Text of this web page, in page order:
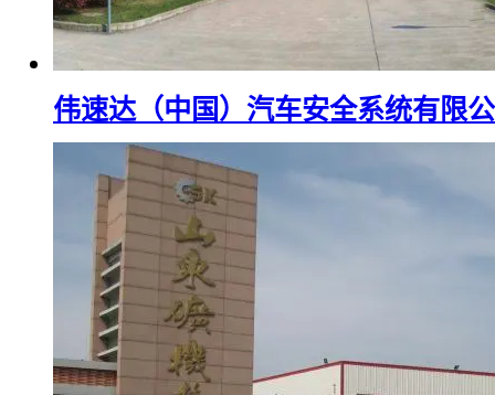
伟速达（中国）汽车安全系统有限